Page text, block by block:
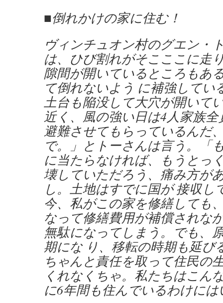
■倒れかけの家に住む！
ヴィンチュオン村のグエン・
は、ひび割れがそこここに走
隙間が開いているところもあ
て倒れないよう に補強してい
土台も陥没して大穴が開いて
近く、風の強い日は4人家族
避難させてもらっているんだ
で。」とトーさんは言う。「
に当たらなければ、もうとっ
壊していただろう、痛み方が
し。土地はすでに国が 接収し
今、私がこの家を修繕しても
なって修繕費用が補償されな
無駄になってしまう。でも、
期にな り、移転の時期も延び
ちゃんと責任を取って住民の
くれなくちゃ。私たちはこん
に6年間も住んでいるわけに